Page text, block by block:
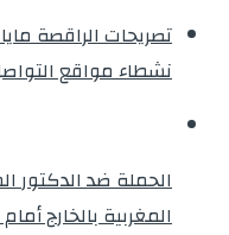
تصريحات الراقصة
نشطاء مواقع
الحملة ضد الدكتور
المغربية بالخارج